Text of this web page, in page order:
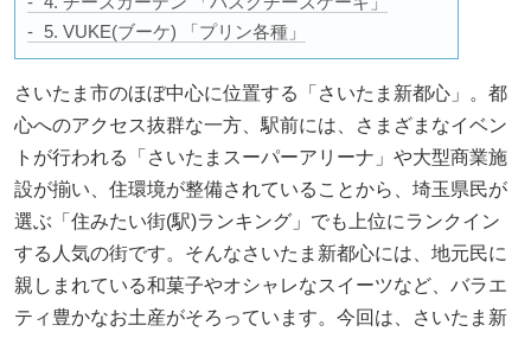
5. VUKE(ブーケ) 「プリン各種」
さいたま市のほぼ中心に位置する「さいたま新都心」。都
心へのアクセス抜群な一方、駅前には、さまざまなイベン
トが行われる「さいたまスーパーアリーナ」や大型商業施
設が揃い、住環境が整備されていることから、埼玉県民が
選ぶ「住みたい街(駅)ランキング」でも上位にランクイン
する人気の街です。そんなさいたま新都心には、地元民に
親しまれている和菓子やオシャレなスイーツなど、バラエ
ティ豊かなお土産がそろっています。今回は、さいたま新